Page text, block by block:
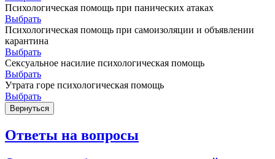
Психологическая помощь при панических атаках
Выбрать
Психологическая помощь при самоизоляции и объявлении
карантина
Выбрать
Сексуальное насилие психологическая помощь
Выбрать
Утрата горе психологическая помощь
Выбрать
Вернуться
Ответы на вопросы